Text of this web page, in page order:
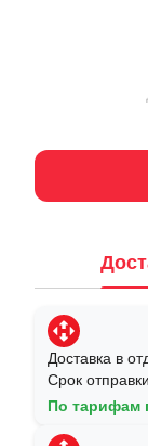
Доставка в
Срок
По тарифам